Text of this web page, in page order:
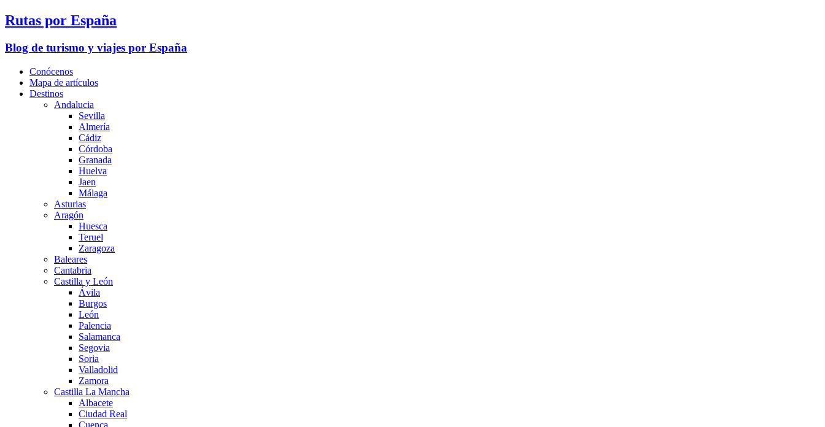
Rutas por España
Blog de turismo y viajes por España
Conócenos
Mapa de artículos
Destinos
Andalucia
Sevilla
Almería
Cádiz
Córdoba
Granada
Huelva
Jaen
Málaga
Asturias
Aragón
Huesca
Teruel
Zaragoza
Baleares
Cantabria
Castilla y León
Ávila
Burgos
León
Palencia
Salamanca
Segovia
Soria
Valladolid
Zamora
Castilla La Mancha
Albacete
Ciudad Real
Cuenca